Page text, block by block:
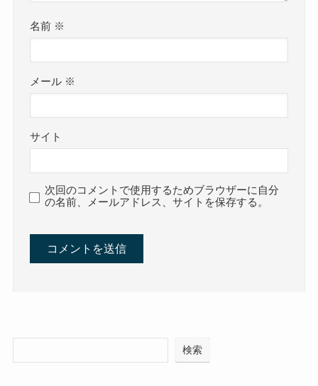
名前 ※
メール ※
サイト
次回のコメントで使用するためブラウザーに自分
の名前、メールアドレス、サイトを保存する。
検索